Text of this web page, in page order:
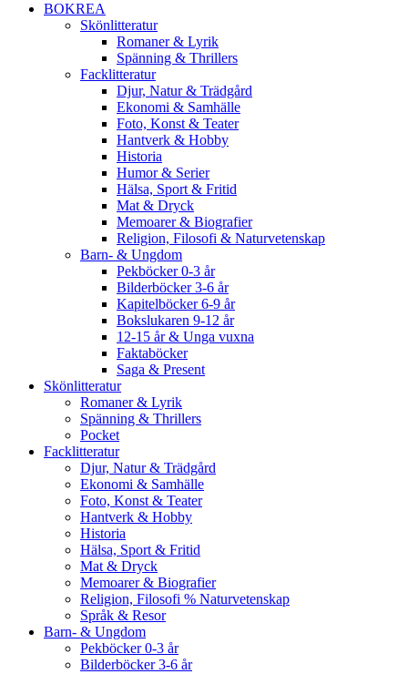
BOKREA
Skönlitteratur
Romaner & Lyrik
Spänning & Thrillers
Facklitteratur
Djur, Natur & Trädgård
Ekonomi & Samhälle
Foto, Konst & Teater
Hantverk & Hobby
Historia
Humor & Serier
Hälsa, Sport & Fritid
Mat & Dryck
Memoarer & Biografier
Religion, Filosofi & Naturvetenskap
Barn- & Ungdom
Pekböcker 0-3 år
Bilderböcker 3-6 år
Kapitelböcker 6-9 år
Bokslukaren 9-12 år
12-15 år & Unga vuxna
Faktaböcker
Saga & Present
Skönlitteratur
Romaner & Lyrik
Spänning & Thrillers
Pocket
Facklitteratur
Djur, Natur & Trädgård
Ekonomi & Samhälle
Foto, Konst & Teater
Hantverk & Hobby
Historia
Hälsa, Sport & Fritid
Mat & Dryck
Memoarer & Biografier
Religion, Filosofi % Naturvetenskap
Språk & Resor
Barn- & Ungdom
Pekböcker 0-3 år
Bilderböcker 3-6 år